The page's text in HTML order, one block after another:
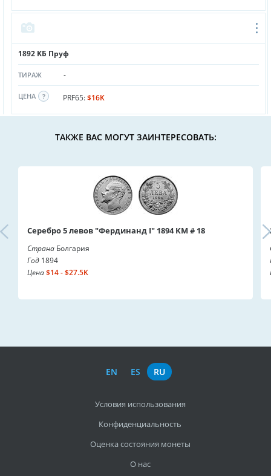
1892 KБ Пруф
ТИРАЖ -
ЦЕНА PRF65:$16K
ТАКЖЕ ВАС МОГУТ ЗАИНТЕРЕСОВАТЬ:
Серебро 5 левов "Фердинанд I" 1894 KM # 18
Страна Болгария
Год 1894
Цена$14 - $27.5K
EN ES RU
Условия использования
Конфиденциальность
Оценка состояния монеты
О нас